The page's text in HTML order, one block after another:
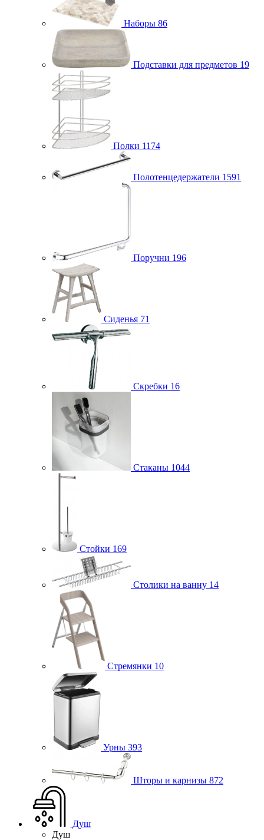
Наборы 86
Подставки для предметов 19
Полки 1174
Полотенцедержатели 1591
Поручни 196
Сиденья 71
Скребки 16
Стаканы 1044
Стойки 169
Столики на ванну 14
Стремянки 10
Урны 393
Шторы и карнизы 872
Душ
Душ